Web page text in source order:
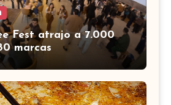
Fest atrajo a 7.000
marcas